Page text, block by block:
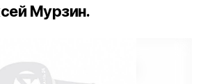
Мурзин.